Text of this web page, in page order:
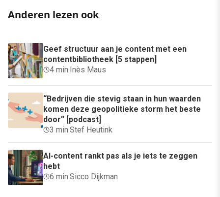
Anderen lezen ook
Geef structuur aan je content met een
contentbibliotheek [5 stappen]
4 min·Inès Maus
“Bedrijven die stevig staan in hun waarden
komen deze geopolitieke storm het beste
door” [podcast]
3 min·Stef Heutink
AI-content rankt pas als je iets te zeggen
hebt
6 min·Sicco Dijkman